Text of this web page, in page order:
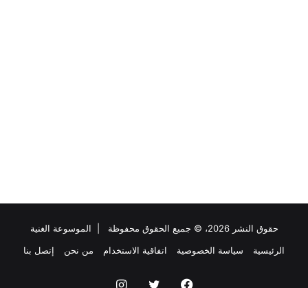
حقوق النشر 2026، © جميع الحقوق محفوظة |
الموسوعة الغنية
الرئيسية
سياسة الخصوصية اتفاقية الاستخدام من نحن إتصل بنا
فيسبوك تويتر